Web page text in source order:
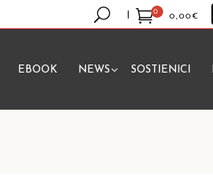
0
0,00€
prodotto nel carrello.
EBOOK NEWS SOSTIENICI